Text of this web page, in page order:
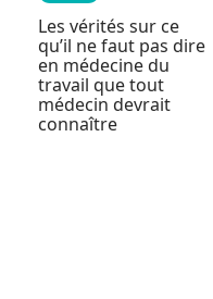
Les vérités sur ce
qu’il ne faut pas dire
en médecine du
travail que tout
médecin devrait
connaître